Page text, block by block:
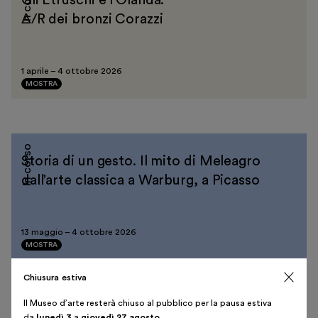
Scopri
Shop
A/R dei bronzi Corazzi
1 aprile – 4 ottobre 2026
MOSTRA
In corso
Storia di un gesto. Il mito di Meleagro
dall’arte classica a Warburg, a Picasso
13 maggio – 4 ottobre 2026
MOSTRA
Chiusura estiva
Il Museo d’arte resterà chiuso al pubblico per la pausa estiva